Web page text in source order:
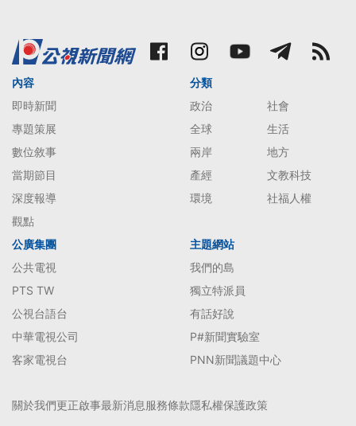
內容
即時新聞
專題策展
數位敘事
當期節目
深度報導
觀點
分類
政治
社會
全球
生活
兩岸
地方
產經
文教科技
環境
社福人權
公廣集團
公共電視
PTS TW
公視台語台
中華電視公司
客家電視台
主題網站
我們的島
獨立特派員
有話好說
P#新聞實驗室
PNN新聞議題中心
關於我們更正啟事最新消息服務條款隱私權保護政策